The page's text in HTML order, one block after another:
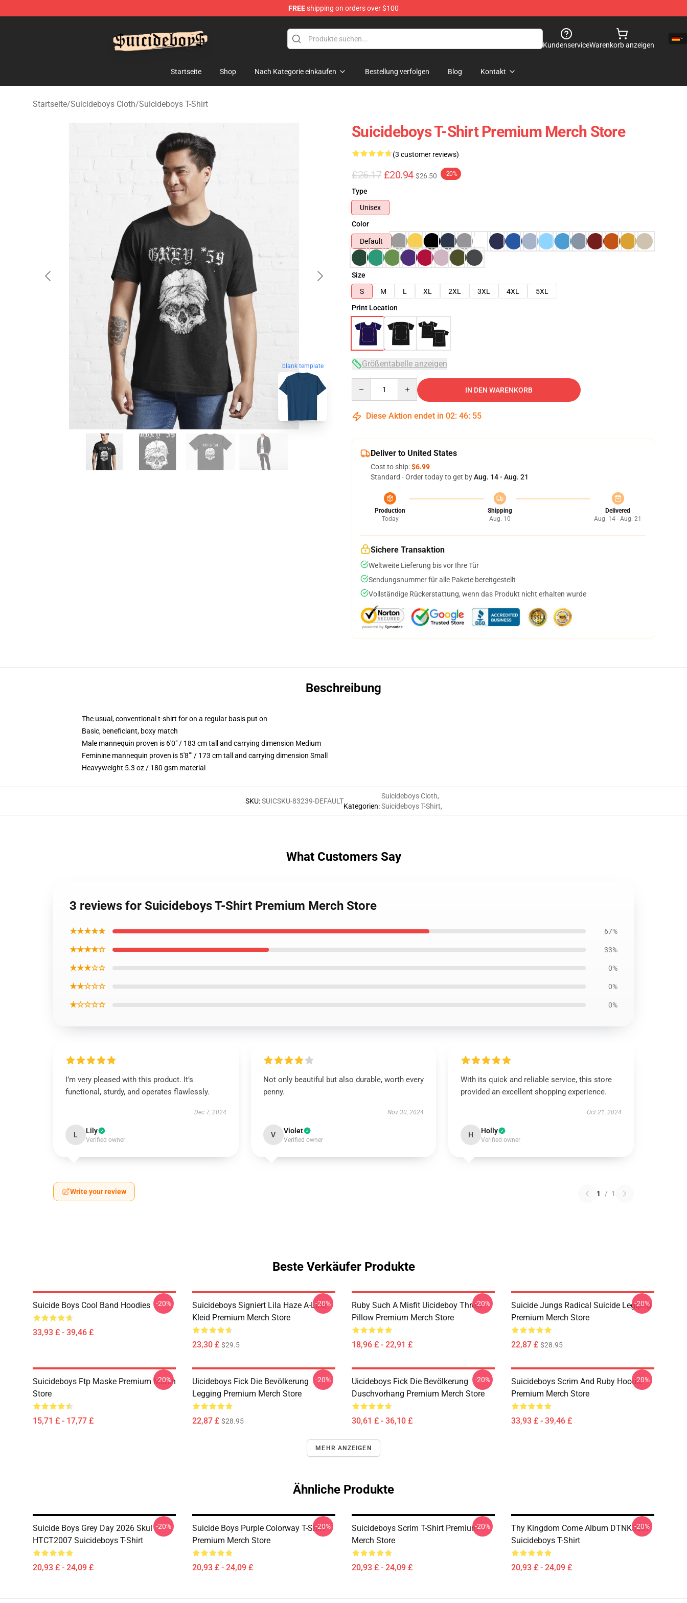
FREEshipping on orders over $100
KundenserviceWarenkorb anzeigen
Startseite Shop Nach Kategorie einkaufen Bestellung verfolgen Blog Kontakt
Startseite/Suicideboys Cloth/Suicideboys T-Shirt
blank template
Suicideboys T-Shirt Premium Merch Store
(3 customer reviews)
£26.17 £20.94 $26.50 -20%
Type
Unisex
Color
Default
Size
S
M L XL 2XL 3XL 4XL
5XL
Print Location
Größentabelle anzeigen
IN DEN WARENKORB
Diese Aktion endet in 02: 46: 54
Deliver to United States
Cost to ship:$6.99
Standard - Order today to get byAug. 14 - Aug. 21
Production
Today
Shipping
Aug. 10
Delivered
Aug. 14 - Aug. 21
Sichere Transaktion
Weltweite Lieferung bis vor Ihre Tür
Sendungsnummer für alle Pakete bereitgestellt
Vollständige Rückerstattung, wenn das Produkt nicht erhalten wurde
Beschreibung
The usual, conventional t-shirt for on a regular basis put on
Basic, beneficiant, boxy match
Male mannequin proven is 6'0" / 183 cm tall and carrying dimension Medium
Feminine mannequin proven is 5'8"" / 173 cm tall and carrying dimension Small
Heavyweight 5.3 oz / 180 gsm material
SKU:SUICSKU-83239-DEFAULT
Kategorien:
Suicideboys Cloth,
Suicideboys T-Shirt,
What Customers Say
3 reviews for Suicideboys T-Shirt Premium Merch Store
★★★★★ 67%
★★★★☆ 33%
★★★☆☆ 0%
★★☆☆☆ 0%
★☆☆☆☆ 0%
I’m very pleased with this product. It’s
functional, sturdy, and operates flawlessly.
Dec 7, 2024
L Lily
Verified owner
Not only beautiful but also durable, worth every
penny.
Nov 30, 2024
V Violet
Verified owner
With its quick and reliable service, this store
provided an excellent shopping experience.
Oct 21, 2024
H Holly
Verified owner
Write your review 1 / 1
Beste Verkäufer Produkte
Suicide Boys Cool Band Hoodies
33,93 £ - 39,46 £
-20%
Suicideboys Signiert Lila Haze A-Line
Kleid Premium Merch Store
23,30 £ $29.5
-20%
Ruby Such A Misfit Uicideboy Throw
Pillow Premium Merch Store
18,96 £ - 22,91 £
-20%
Suicide Jungs Radical Suicide Legging
Premium Merch Store
22,87 £ $28.95
-20%
Suicideboys Ftp Maske Premium Merch
Store
15,71 £ - 17,77 £
-20%
Uicideboys Fick Die Bevölkerung
Legging Premium Merch Store
22,87 £ $28.95
-20%
Uicideboys Fick Die Bevölkerung
Duschvorhang Premium Merch Store
30,61 £ - 36,10 £
-20%
Suicideboys Scrim And Ruby Hoodie
Premium Merch Store
33,93 £ - 39,46 £
-20%
MEHR ANZEIGEN
Ähnliche Produkte
Suicide Boys Grey Day 2026 Skul
HTCT2007 Suicideboys T-Shirt
20,93 £ - 24,09 £
-20%
Suicide Boys Purple Colorway T-Shirt
Premium Merch Store
20,93 £ - 24,09 £
-20%
Suicideboys Scrim T-Shirt Premium
Merch Store
20,93 £ - 24,09 £
-20%
Thy Kingdom Come Album DTNK3007
Suicideboys T-Shirt
20,93 £ - 24,09 £
-20%